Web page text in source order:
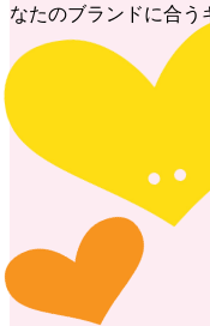
なたのブランドに合う